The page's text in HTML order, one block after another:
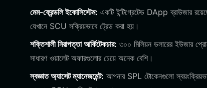
মেম-ফ্রেন্ডলি ইকোসিস্টেম: একটি ইন্টিগ্রেটেড DApp ব্রাউজার
যেখানে SCU সক্রিয়ভাবে ট্রেড করা হয়।
শক্তিশালী নিরাপত্তা আর্কিটেকচার: ৩০০ মিলিয়ন ডলারের ইউজার
সাধারণ ওয়ালেট অফারগুলোর চেয়ে অনেক বেশি।
স্বজ্ঞাত অ্যাসেট ম্যানেজমেন্ট: আপনার SPL টোকেনগুলো